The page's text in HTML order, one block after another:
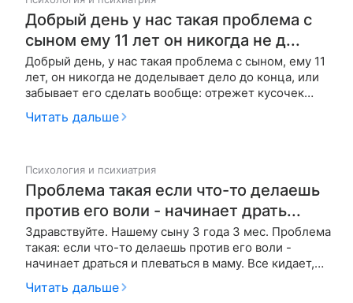
Добрый день у нас такая проблема с
сыном ему 11 лет он никогда не д...
Добрый день, у нас такая проблема с сыном, ему 11
лет, он никогда не доделывает дело до конца, или
забывает его сделать вообще: отрежет кусочек
хлеба, а крошки, хлеб и нож оставит на столе и т.д.
Приходится звать, чтоб переделал или ругаться что
Читать дальше
Психология и психиатрия
Проблема такая если что-то делаешь
против его воли - начинает драть...
Здравствуйте. Нашему сыну 3 года 3 мес. Проблема
такая: если что-то делаешь против его воли -
начинает драться и плеваться в маму. Все кидает,
специально разбрасывает. В такой момент не
слышит ничего и не подпускает к себе. Такое
Читать дальше